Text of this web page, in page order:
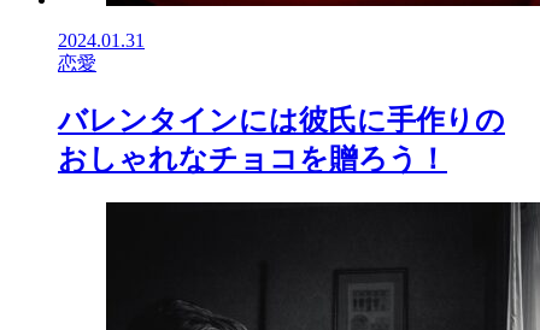
2024.01.31
恋愛
バレンタインには彼氏に手作りの
おしゃれなチョコを贈ろう！